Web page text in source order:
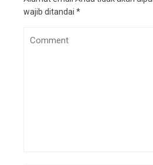
wajib ditandai *